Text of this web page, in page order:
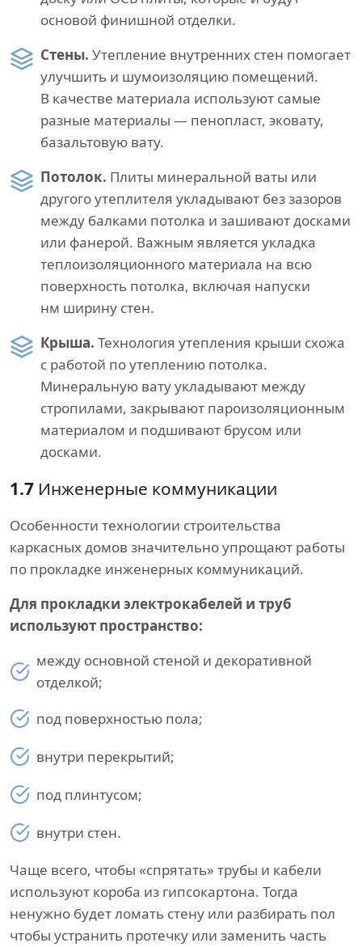
основой финишной отделки.
Стены. Утепление внутренних стен помогает
улучшить и шумоизоляцию помещений.
В качестве материала используют самые
разные материалы — пенопласт, эковату,
базальтовую вату.
Потолок. Плиты минеральной ваты или
другого утеплителя укладывают без зазоров
между балками потолка и зашивают досками
или фанерой. Важным является укладка
теплоизоляционного материала на всю
поверхность потолка, включая напуски
нм ширину стен.
Крыша. Технология утепления крыши схожа
с работой по утеплению потолка.
Минеральную вату укладывают между
стропилами, закрывают пароизоляционным
материалом и подшивают брусом или
досками.
1.7 Инженерные коммуникации
Особенности технологии строительства
каркасных домов значительно упрощают работы
по прокладке инженерных коммуникаций.
Для прокладки электрокабелей и труб
используют пространство:
между основной стеной и декоративной
отделкой;
под поверхностью пола;
внутри перекрытий;
под плинтусом;
внутри стен.
Чаще всего, чтобы «спрятать» трубы и кабели
используют короба из гипсокартона. Тогда
ненужно будет ломать стену или разбирать пол
чтобы устранить протечку или заменить часть